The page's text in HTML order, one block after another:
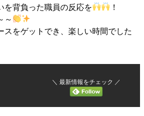
を背負った職員の反応を
！
～
スをゲットでき、楽しい時間でした
＼ 最新情報をチェック ／